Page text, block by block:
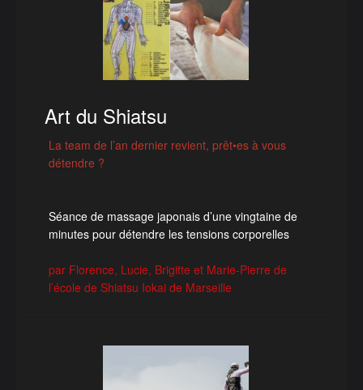
⁠Art du Shiatsu
La team de l’an dernier revient, prêt•es à vous
détendre ?
Séance de massage japonais d’une vingtaine de
minutes pour détendre les tensions corporelles
par Florence, Lucie, Brigitte et Marie-Pierre de
l’école de Shiatsu Iokai de Marseille